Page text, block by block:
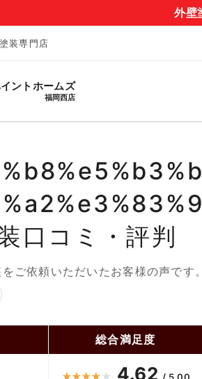
外壁
装専門店
ントホームズ
福岡西店
口コミ・評判
ご依頼いただいたお客様の声です。
総合満足度
4.62